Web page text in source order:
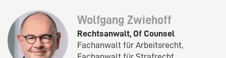
Wolfgang Zwiehoff
Rechtsanwalt, Of Counsel
Fachanwalt für Arbeitsrecht,